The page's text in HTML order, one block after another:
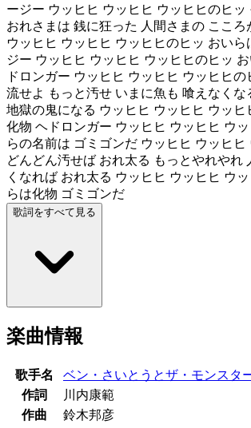
ージー ウッヒヒ ウッヒヒ ウッヒヒのヒッ
おれさまは 銭に狂った 人間さまの こころ
ウッヒヒ ウッヒヒ ウッヒヒのヒッ おいら
ジー ウッヒヒ ウッヒヒ ウッヒヒのヒッ
ドロンガー ウッヒヒ ウッヒヒ ウッヒヒの
流せよ もっと汚せ いまに魚も 喰えなくな
地獄の鬼になる ウッヒヒ ウッヒヒ ウッヒ
化物 ヘドロンガー ウッヒヒ ウッヒヒ ウ
らの名前は ゴミゴンだ ウッヒヒ ウッヒヒ
どんどん汚せば おれ太る もっとやれやれ
くなれば おれ太る ウッヒヒ ウッヒヒ ウ
らは化物 ゴミゴンだ
歌詞をすべて見る
楽曲情報
歌手名
ベン・さいとうとザ・モンスタ
作詞
川内康範
作曲
鈴木邦彦